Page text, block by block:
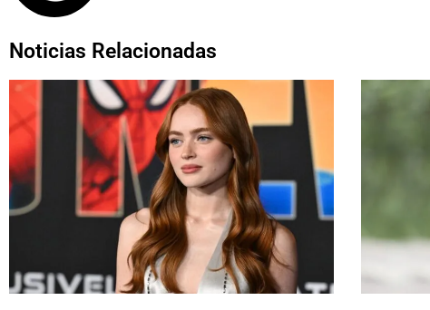
Noticias Relacionadas